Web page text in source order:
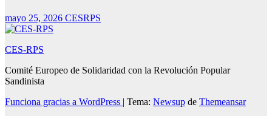
mayo 25, 2026 CESRPS
CES-RPS
Comité Europeo de Solidaridad con la Revolución Popular
Sandinista
Funciona gracias a WordPress | Tema: Newsup de Themeansar